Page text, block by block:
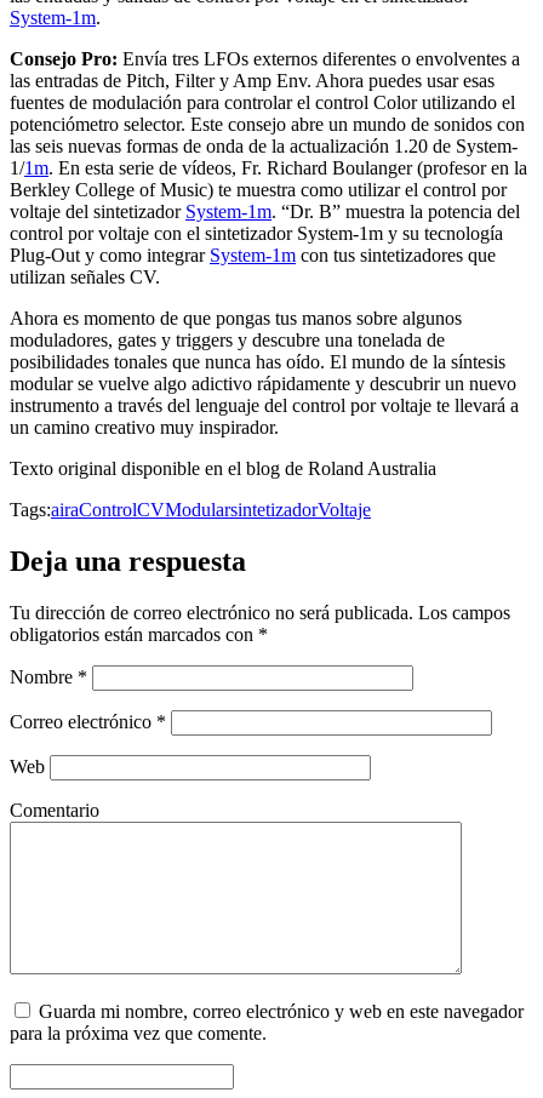
System-1m.
Consejo Pro: Envía tres LFOs externos diferentes o envolventes a
las entradas de Pitch, Filter y Amp Env. Ahora puedes usar esas
fuentes de modulación para controlar el control Color utilizando el
potenciómetro selector. Este consejo abre un mundo de sonidos con
las seis nuevas formas de onda de la actualización 1.20 de System-
1/1m. En esta serie de vídeos, Fr. Richard Boulanger (profesor en la
Berkley College of Music) te muestra como utilizar el control por
voltaje del sintetizador System-1m. “Dr. B” muestra la potencia del
control por voltaje con el sintetizador System-1m y su tecnología
Plug-Out y como integrar System-1m con tus sintetizadores que
utilizan señales CV.
Ahora es momento de que pongas tus manos sobre algunos
moduladores, gates y triggers y descubre una tonelada de
posibilidades tonales que nunca has oído. El mundo de la síntesis
modular se vuelve algo adictivo rápidamente y descubrir un nuevo
instrumento a través del lenguaje del control por voltaje te llevará a
un camino creativo muy inspirador.
Texto original disponible en el blog de Roland Australia
Tags:airaControlCVModularsintetizadorVoltaje
Deja una respuesta
Tu dirección de correo electrónico no será publicada. Los campos
obligatorios están marcados con *
Nombre *
Correo electrónico *
Web
Comentario
Guarda mi nombre, correo electrónico y web en este navegador
para la próxima vez que comente.